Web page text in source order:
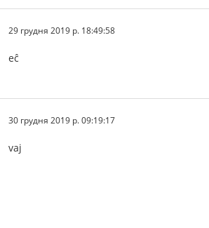
29 грудня 2019 р. 18:49:58
eĉ
30 грудня 2019 р. 09:19:17
vaj